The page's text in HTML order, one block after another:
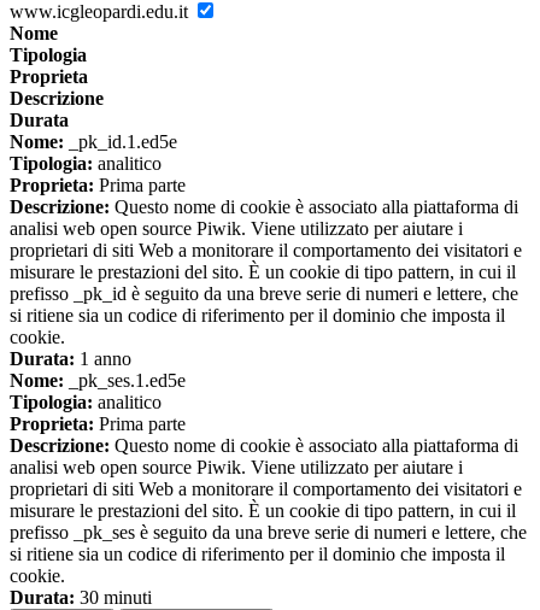
www.icgleopardi.edu.it
Nome
Tipologia
Proprieta
Descrizione
Durata
Nome: _pk_id.1.ed5e
Tipologia: analitico
Proprieta: Prima parte
Descrizione: Questo nome di cookie è associato alla piattaforma di
analisi web open source Piwik. Viene utilizzato per aiutare i
proprietari di siti Web a monitorare il comportamento dei visitatori e
misurare le prestazioni del sito. È un cookie di tipo pattern, in cui il
prefisso _pk_id è seguito da una breve serie di numeri e lettere, che
si ritiene sia un codice di riferimento per il dominio che imposta il
cookie.
Durata: 1 anno
Nome: _pk_ses.1.ed5e
Tipologia: analitico
Proprieta: Prima parte
Descrizione: Questo nome di cookie è associato alla piattaforma di
analisi web open source Piwik. Viene utilizzato per aiutare i
proprietari di siti Web a monitorare il comportamento dei visitatori e
misurare le prestazioni del sito. È un cookie di tipo pattern, in cui il
prefisso _pk_ses è seguito da una breve serie di numeri e lettere, che
si ritiene sia un codice di riferimento per il dominio che imposta il
cookie.
Durata: 30 minuti